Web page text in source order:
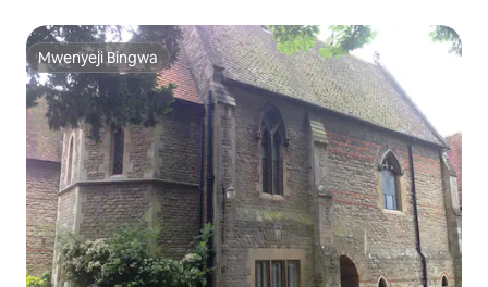
Mwenyeji Bingwa
Mwenyeji Bingwa